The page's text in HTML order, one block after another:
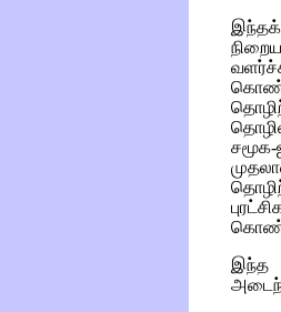
இந்தக்
இந்த